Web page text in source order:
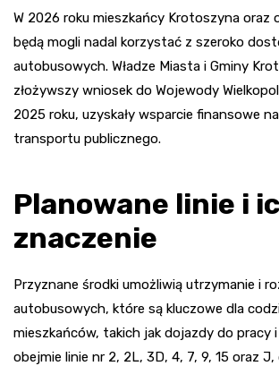
W 2026 roku mieszkańcy Krotoszyna oraz
będą mogli nadal korzystać z szeroko
autobusowych. Władze Miasta i Gminy
złożywszy wniosek do Wojewody
2025 roku, uzyskały wsparcie finansowe
transportu publicznego.
Planowane linie i
znaczenie
Przyznane środki umożliwią utrzymanie i
autobusowych, które są kluczowe dla
mieszkańców, takich jak dojazdy do pracy i
obejmie linie nr 2, 2L, 3D, 4, 7, 9, 15 oraz